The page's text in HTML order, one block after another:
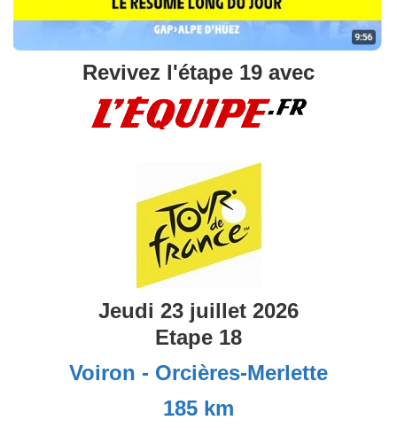
Revivez l'étape 19 avec
Jeudi 23 juillet 2026
Etape 18
Voiron - Orcières-Merlette
185 km